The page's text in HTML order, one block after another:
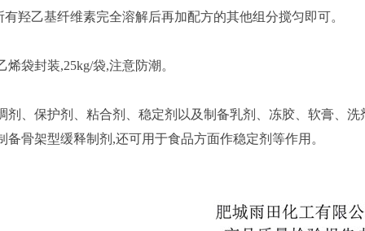
有羟乙基纤维素完全溶解后再加配方的其他组分搅匀即可。
烯袋封装,25kg/袋,注意防潮。
剂、保护剂、粘合剂、稳定剂以及制备乳剂、冻胶、软膏、
备骨架型缓释制剂,还可用于食品方面作稳定剂等作用。